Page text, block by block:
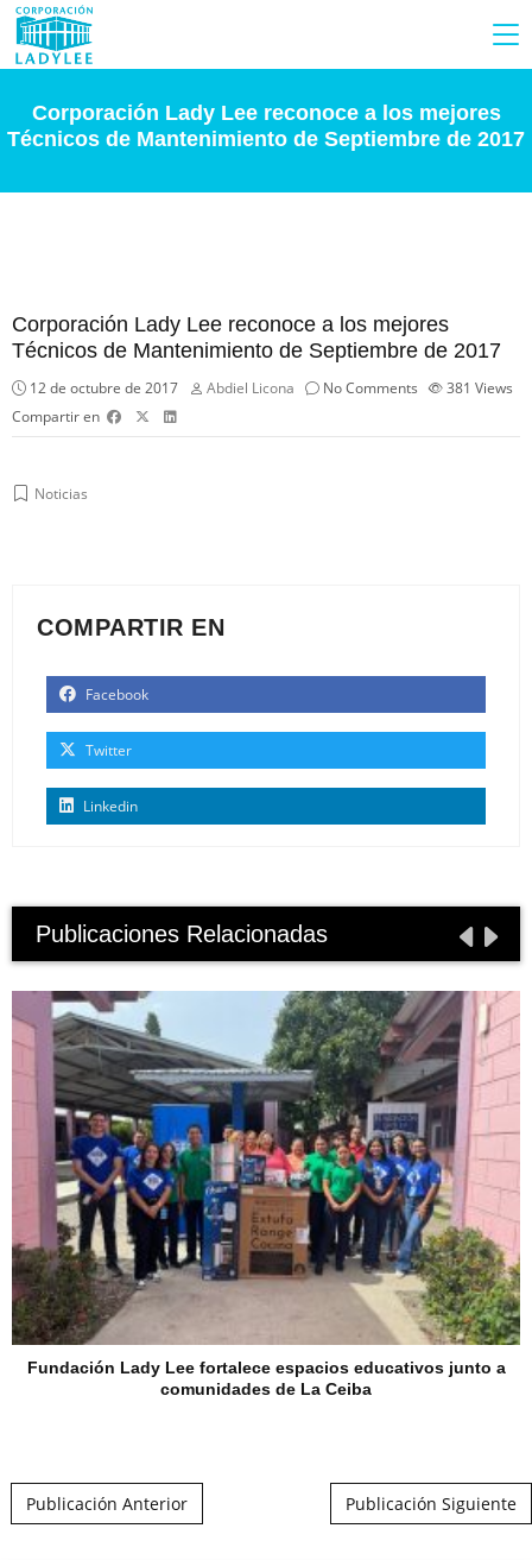
Corporación Lady Lee reconoce a los mejores
Técnicos de Mantenimiento de Septiembre de 2017
Corporación Lady Lee reconoce a los mejores
Técnicos de Mantenimiento de Septiembre de 2017
12 de octubre de 2017 Abdiel Licona No Comments 381 Views
Compartir en
Noticias
COMPARTIR EN
Facebook
Twitter
Linkedin
Publicaciones Relacionadas
Fundación Lady Lee fortalece espacios educativos junto a
comunidades de La Ceiba
Publicación Anterior Publicación Siguiente